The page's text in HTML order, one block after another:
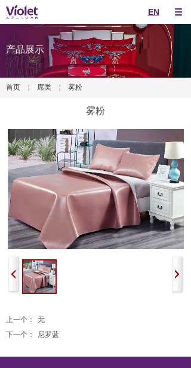
EN
产品展示
首页 ￤ 席类 ￤ 雾粉
雾粉
上一个：
无
下一个：
尼罗蓝